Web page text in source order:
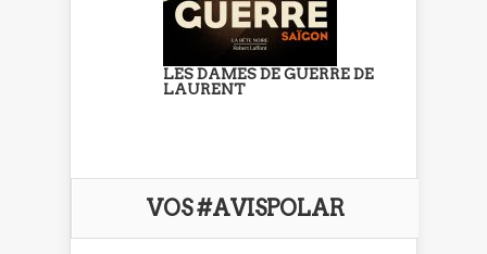
LES DAMES DE GUERRE DE
LAURENT
VOS #AVISPOLAR